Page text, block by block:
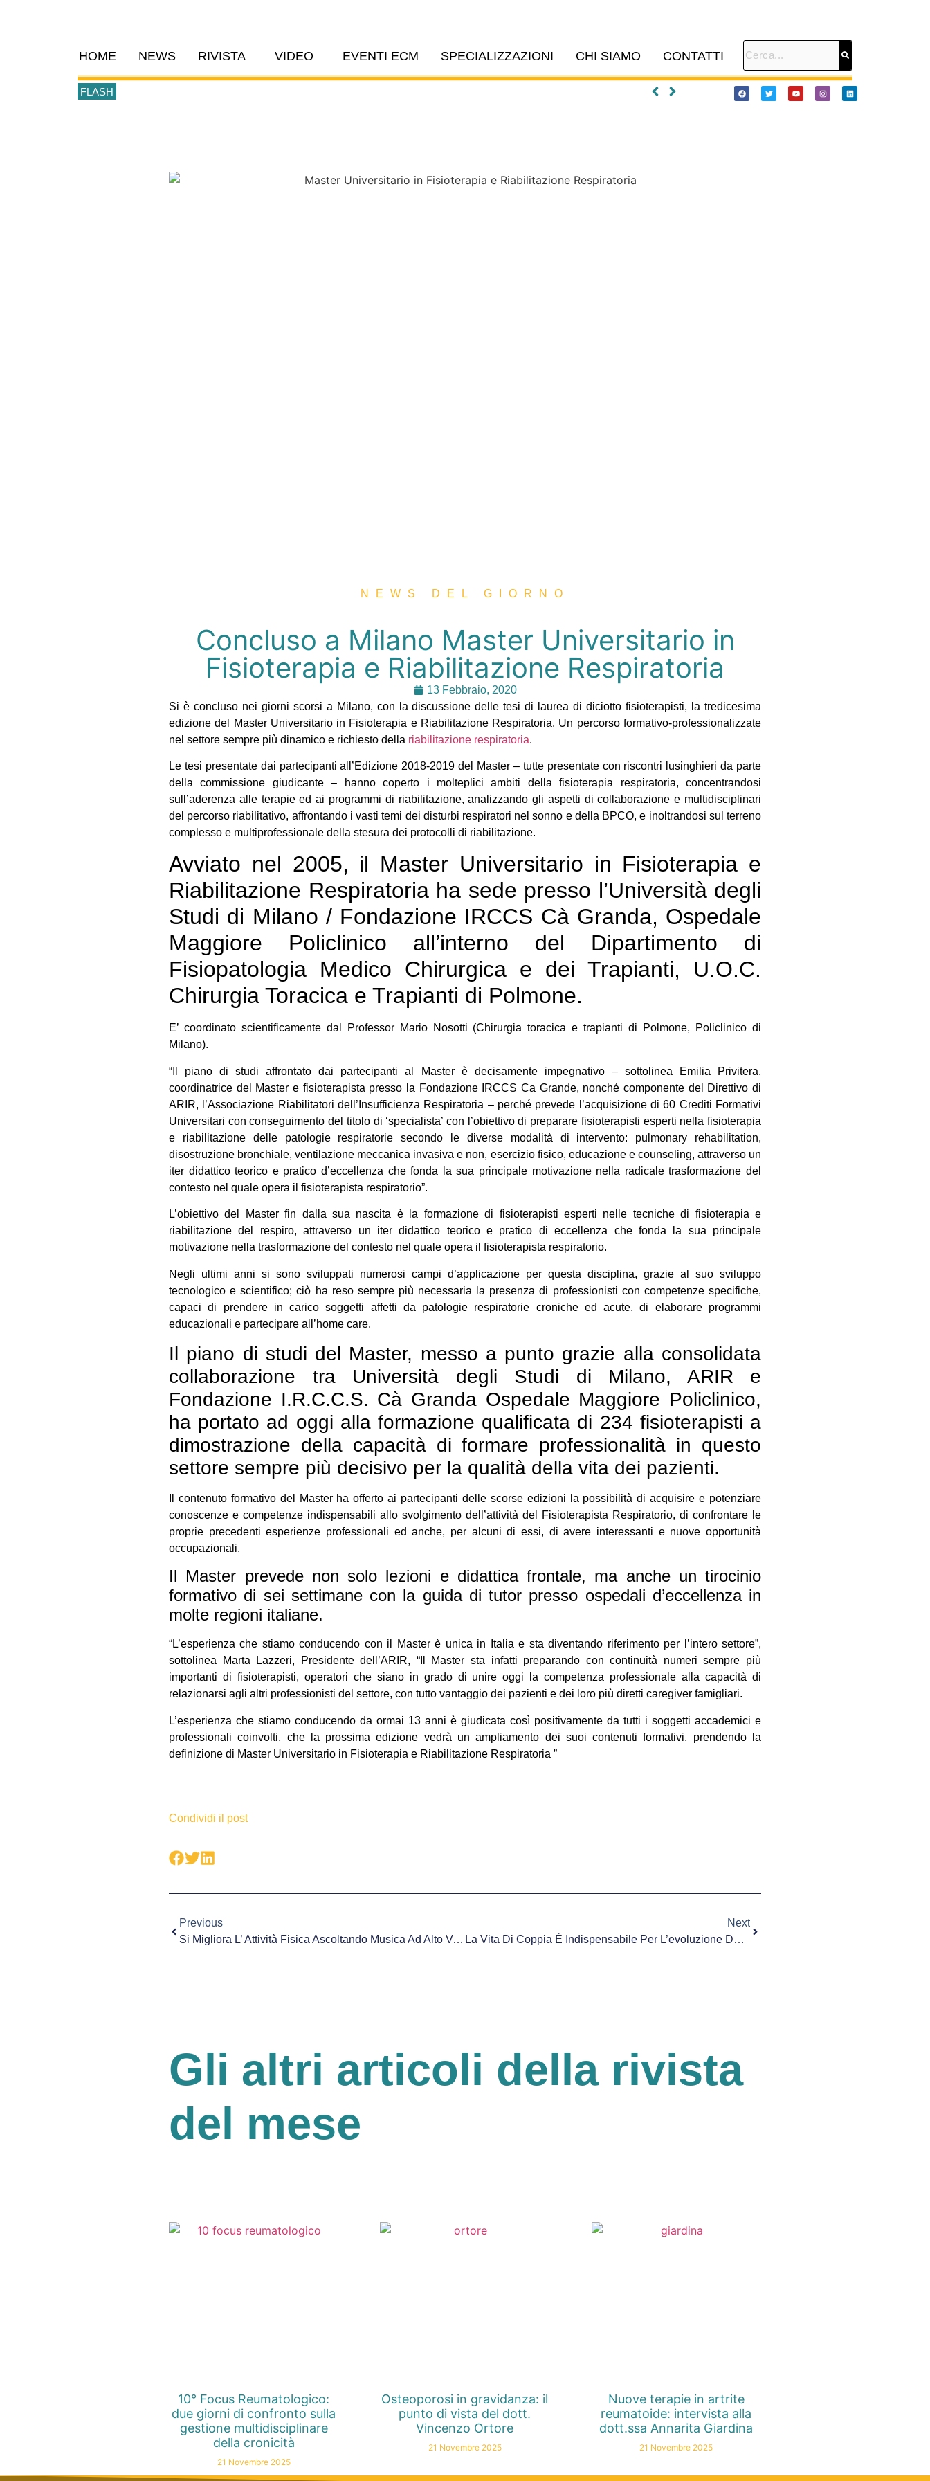
HOME NEWS RIVISTA VIDEO EVENTI ECM SPECIALIZZAZIONI CHI SIAMO CONTATTI
FLASH
NEWS DEL GIORNO
Concluso a Milano Master Universitario in
Fisioterapia e Riabilitazione Respiratoria
13 Febbraio, 2020
Si è concluso nei giorni scorsi a Milano, con la discussione delle tesi di laurea di diciotto fisioterapisti, la tredicesima
edizione del Master Universitario in Fisioterapia e Riabilitazione Respiratoria. Un percorso formativo-professionalizzate
nel settore sempre più dinamico e richiesto della riabilitazione respiratoria.
Le tesi presentate dai partecipanti all’Edizione 2018-2019 del Master – tutte presentate con riscontri lusinghieri da parte
della commissione giudicante – hanno coperto i molteplici ambiti della fisioterapia respiratoria, concentrandosi
sull’aderenza alle terapie ed ai programmi di riabilitazione, analizzando gli aspetti di collaborazione e multidisciplinari
del percorso riabilitativo, affrontando i vasti temi dei disturbi respiratori nel sonno e della BPCO, e inoltrandosi sul terreno
complesso e multiprofessionale della stesura dei protocolli di riabilitazione.
Avviato nel 2005, il Master Universitario in Fisioterapia e
Riabilitazione Respiratoria ha sede presso l’Università degli
Studi di Milano / Fondazione IRCCS Cà Granda, Ospedale
Maggiore Policlinico all’interno del Dipartimento di
Fisiopatologia Medico Chirurgica e dei Trapianti, U.O.C.
Chirurgia Toracica e Trapianti di Polmone.
E’ coordinato scientificamente dal Professor Mario Nosotti (Chirurgia toracica e trapianti di Polmone, Policlinico di
Milano).
“Il piano di studi affrontato dai partecipanti al Master è decisamente impegnativo – sottolinea Emilia Privitera,
coordinatrice del Master e fisioterapista presso la Fondazione IRCCS Ca Grande, nonché componente del Direttivo di
ARIR, l’Associazione Riabilitatori dell’Insufficienza Respiratoria – perché prevede l’acquisizione di 60 Crediti Formativi
Universitari con conseguimento del titolo di ‘specialista’ con l’obiettivo di preparare fisioterapisti esperti nella fisioterapia
e riabilitazione delle patologie respiratorie secondo le diverse modalità di intervento: pulmonary rehabilitation,
disostruzione bronchiale, ventilazione meccanica invasiva e non, esercizio fisico, educazione e counseling, attraverso un
iter didattico teorico e pratico d’eccellenza che fonda la sua principale motivazione nella radicale trasformazione del
contesto nel quale opera il fisioterapista respiratorio”.
L’obiettivo del Master fin dalla sua nascita è la formazione di fisioterapisti esperti nelle tecniche di fisioterapia e
riabilitazione del respiro, attraverso un iter didattico teorico e pratico di eccellenza che fonda la sua principale
motivazione nella trasformazione del contesto nel quale opera il fisioterapista respiratorio.
Negli ultimi anni si sono sviluppati numerosi campi d’applicazione per questa disciplina, grazie al suo sviluppo
tecnologico e scientifico; ciò ha reso sempre più necessaria la presenza di professionisti con competenze specifiche,
capaci di prendere in carico soggetti affetti da patologie respiratorie croniche ed acute, di elaborare programmi
educazionali e partecipare all’home care.
Il piano di studi del Master, messo a punto grazie alla consolidata
collaborazione tra Università degli Studi di Milano, ARIR e
Fondazione I.R.C.C.S. Cà Granda Ospedale Maggiore Policlinico,
ha portato ad oggi alla formazione qualificata di 234 fisioterapisti a
dimostrazione della capacità di formare professionalità in questo
settore sempre più decisivo per la qualità della vita dei pazienti.
Il contenuto formativo del Master ha offerto ai partecipanti delle scorse edizioni la possibilità di acquisire e potenziare
conoscenze e competenze indispensabili allo svolgimento dell’attività del Fisioterapista Respiratorio, di confrontare le
proprie precedenti esperienze professionali ed anche, per alcuni di essi, di avere interessanti e nuove opportunità
occupazionali.
Il Master prevede non solo lezioni e didattica frontale, ma anche un tirocinio
formativo di sei settimane con la guida di tutor presso ospedali d’eccellenza in
molte regioni italiane.
“L’esperienza che stiamo conducendo con il Master è unica in Italia e sta diventando riferimento per l’intero settore”,
sottolinea Marta Lazzeri, Presidente dell’ARIR, “Il Master sta infatti preparando con continuità numeri sempre più
importanti di fisioterapisti, operatori che siano in grado di unire oggi la competenza professionale alla capacità di
relazionarsi agli altri professionisti del settore, con tutto vantaggio dei pazienti e dei loro più diretti caregiver famigliari.
L’esperienza che stiamo conducendo da ormai 13 anni è giudicata così positivamente da tutti i soggetti accademici e
professionali coinvolti, che la prossima edizione vedrà un ampliamento dei suoi contenuti formativi, prendendo la
definizione di Master Universitario in Fisioterapia e Riabilitazione Respiratoria ”
Condividi il post
Previous
Si Migliora L’ Attività Fisica Ascoltando Musica Ad Alto Volume
Next
La Vita Di Coppia È Indispensabile Per L’evoluzione Della Società
Gli altri articoli della rivista
del mese
10° Focus Reumatologico:
due giorni di confronto sulla
gestione multidisciplinare
della cronicità
21 Novembre 2025
Osteoporosi in gravidanza: il
punto di vista del dott.
Vincenzo Ortore
21 Novembre 2025
Nuove terapie in artrite
reumatoide: intervista alla
dott.ssa Annarita Giardina
21 Novembre 2025